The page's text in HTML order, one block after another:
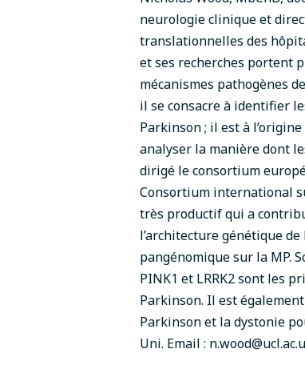
neurologie clinique et
translationnelles des
et ses recherches portent
mécanismes pathogènes
il se consacre à identifier
Parkinson ; il est à
analyser la manière dont
dirigé le consortium
Consortium international
très productif qui a
l’architecture génétique de
pangénomique sur la MP.
PINK1 et LRRK2 sont les
Parkinson. Il est
Parkinson et la dystonie
Uni. Email :